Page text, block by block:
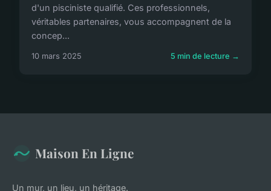
d'un pisciniste qualifié. Ces professionnels,
véritables partenaires, vous accompagnent de la
concep...
10 mars 2025 5 min de lecture →
Maison En Ligne
Un mur, un lieu, un héritage.